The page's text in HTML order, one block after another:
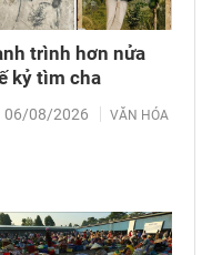
trình hơn nửa
kỷ tìm cha
06/08/2026 VĂN HÓA